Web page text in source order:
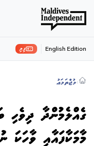
ފިލި English Edition
›މުޖްތަމަޢު
ގެއްލެމުންދާ ދިވެހި
މާމަކާފައާއި ވާހަކަ